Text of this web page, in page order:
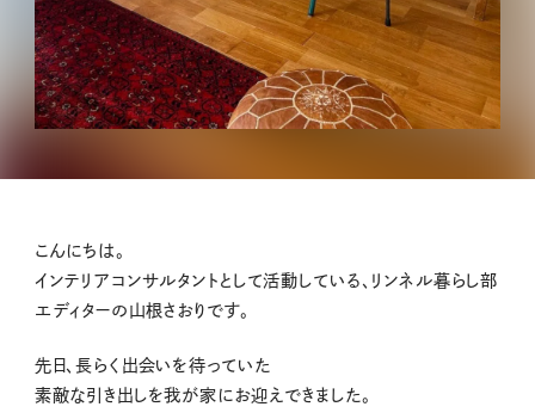
こんにちは。
インテリアコンサルタントとして活動している、リンネル暮らし部
エディターの山根さおりです。
先日、長らく出会いを待っていた
素敵な引き出しを我が家にお迎えできました。